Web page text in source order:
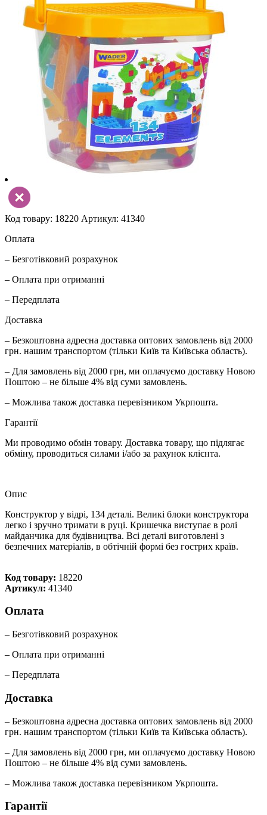
Код товару: 18220 Артикул: 41340
Оплата
– Безготівковий розрахунок
– Оплата при отриманні
– Передплата
Доставка
– Безкоштовна адресна доставка оптових замовлень від 2000
грн. нашим транспортом (тільки Київ та Київська область).
– Для замовлень від 2000 грн, ми оплачуємо доставку Новою
Поштою – не більше 4% від суми замовлень.
– Можлива також доставка перевізником Укрпошта.
Гарантії
Ми проводимо обмін товару. Доставка товару, що підлягає
обміну, проводиться силами і/або за рахунок клієнта.
Опис
Конструктор у відрі, 134 деталі. Великі блоки конструктора
легко і зручно тримати в руці. Кришечка виступає в ролі
майданчика для будівництва. Всі деталі виготовлені з
безпечних матеріалів, в обтічній формі без гострих країв.
Код товару: 18220
Артикул: 41340
Оплата
– Безготівковий розрахунок
– Оплата при отриманні
– Передплата
Доставка
– Безкоштовна адресна доставка оптових замовлень від 2000
грн. нашим транспортом (тільки Київ та Київська область).
– Для замовлень від 2000 грн, ми оплачуємо доставку Новою
Поштою – не більше 4% від суми замовлень.
– Можлива також доставка перевізником Укрпошта.
Гарантії